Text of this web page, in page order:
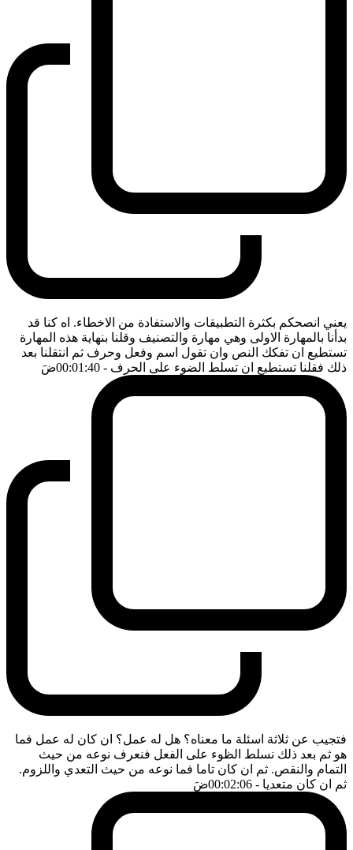
يعني انصحكم بكثرة التطبيقات والاستفادة من الاخطاء. اه كنا قد
بدأنا بالمهارة الاولى وهي مهارة والتصنيف وقلنا بنهاية هذه المهارة
تستطيع ان تفكك النص وان تقول اسم وفعل وحرف ثم انتقلنا بعد
ذلك فقلنا تستطيع ان تسلط الضوء على الحرف - 00:01:40 ضَ
فتجيب عن ثلاثة اسئلة ما معناه؟ هل له عمل؟ ان كان له عمل فما
هو ثم بعد ذلك نسلط الظوء على الفعل فنعرف نوعه من حيث
التمام والنقص. ثم ان كان تاما فما نوعه من حيث التعدي واللزوم.
ثم ان كان متعديا - 00:02:06 ضَ